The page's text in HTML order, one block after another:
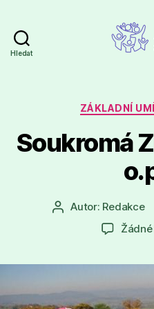
Hledat
ZÁKLADNÍ
Soukromá
Autor
příspěvku
Autor: Redakce